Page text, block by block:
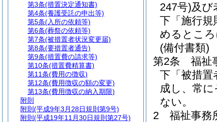
247号)及び
下「施行規
めるとこ
(備付書類)
第2条
福祉
下「被措置
成し、常
ない。
2
福祉事務
第3条(措置決定通知書)
第4条(養護受託の申出等)
第5条(入所の依頼等)
第6条(葬祭の依頼等)
第7条(被措置者状況変更届)
第8条(要措置者通告)
第9条(措置費の請求等)
第10条(措置費精算書)
第11条(費用の徴収)
第12条(費用徴収の額の変更)
第13条(費用徴収の納入期限)
附則
附則 (平成9年3月28日規則第9号)
附則 (平成19年11月30日規則第27号)